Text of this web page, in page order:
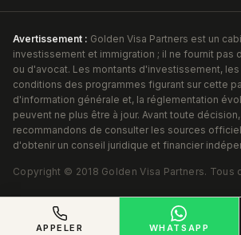
Avertissement : Golden Visa Partners est un
investissement et immigration ; il ne fournit pas
ou d'avocat. Les montants d'investissement,
conditions des programmes figurant sur cette
d'information générale et, la réglementation
peuvent ne plus être à jour. Avant toute
recommandons de consulter les sources
d'obtenir un conseil juridique et financier
Copyright © 2018 Golden Visa Partners. Tous
APPELER WHATSAPP